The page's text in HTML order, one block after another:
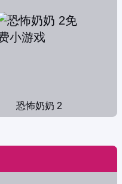
恐怖奶奶 2